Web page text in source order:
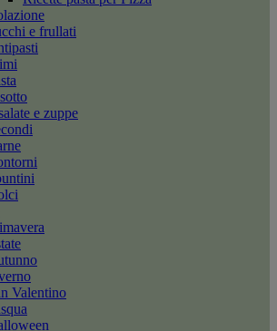
e frullati
e zuppe
Valentino